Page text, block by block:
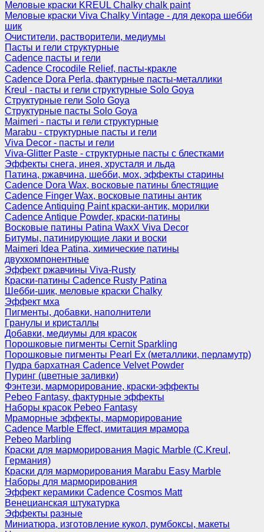
Меловые краски KREUL Chalky chalk paint
Меловые краски Viva Chalky Vintage - для декора шебби
шик
Очистители, растворители, медиумы
Пасты и гели структурные
Cadence пасты и гели
Cadence Crocodile Relief, пасты-кракле
Cadence Dora Perla, фактурные пасты-металлики
Kreul - пасты и гели структурные Solo Goya
Структурные гели Solo Goya
Структурные пасты Solo Goya
Maimeri - пасты и гели структурные
Marabu - структурные пасты и гели
Viva Decor - пасты и гели
Viva-Glitter Paste - структурные пасты с блестками
Эффекты снега, инея, хрусталя и льда
Патина, ржавчина, шебби, мох, эффекты старины
Cadence Dora Wax, восковые патины блестящие
Cadence Finger Wax, восковые патины антик
Сadence Antiquing Paint краски-антик, морилки
Cadence Antique Powder, краски-патины
Восковые патины Patina WaxX Viva Decor
Битумы, патинирующие лаки и воски
Maimeri Idea Patina, химические патины
двухкомпонентные
Эффект ржавчины Viva-Rusty
Краски-патины Cadence Rusty Patina
Шебби-шик, меловые краски Chalky
Эффект мха
Пигменты, добавки, наполнители
Гранулы и кристаллы
Добавки, медиумы для красок
Порошковые пигменты Cernit Sparkling
Порошковые пигменты Pearl Ex (металлики, перламутр)
Пудра бархатная Cadence Velvet Powder
Пуринг (цветные заливки)
Фэнтези, марморирование, краски-эффекты
Pebeo Fantasy, фактурные эффекты
Наборы красок Pebeo Fantasy
Мраморные эффекты, марморирование
Cadence Marble Effect, имитация мрамора
Pebeo Marbling
Краски для марморирования Magic Marble (C.Kreul,
Германия)
Краски для марморирования Marabu Easy Marble
Наборы для марморирования
Эффект керамики Cadence Cosmos Matt
Венецианская штукатурка
Эффекты разные
Миниатюра, изготовление кукол, румбоксы, макеты